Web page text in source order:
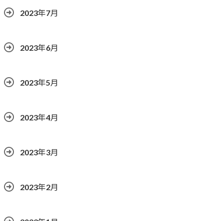
2023年7月
2023年6月
2023年5月
2023年4月
2023年3月
2023年2月